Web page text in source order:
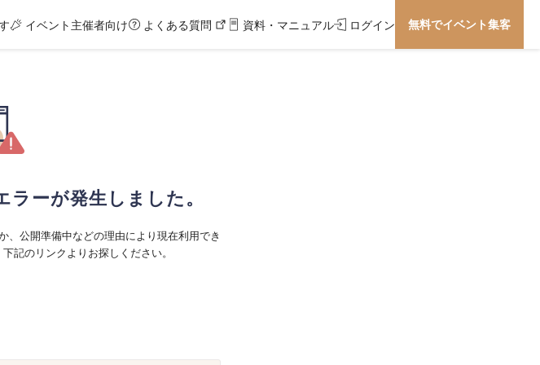
イベント主催者向け よくある質問 資料・マニュアル ログイン 無料でイベント集客
ーが発生しました。
、公開準備中などの理由により現在利用でき
記のリンクよりお探しください。